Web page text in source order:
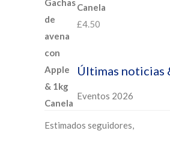
Canela
£4.50
Últimas noticias
Eventos 2026
Estimados seguidores,